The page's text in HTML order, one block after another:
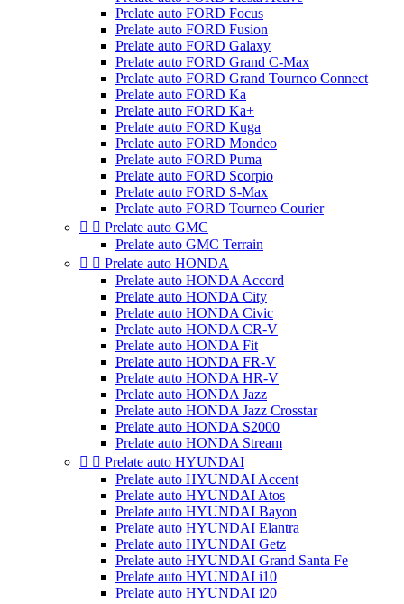
Prelate auto FORD Focus
Prelate auto FORD Fusion
Prelate auto FORD Galaxy
Prelate auto FORD Grand C-Max
Prelate auto FORD Grand Tourneo Connect
Prelate auto FORD Ka
Prelate auto FORD Ka+
Prelate auto FORD Kuga
Prelate auto FORD Mondeo
Prelate auto FORD Puma
Prelate auto FORD Scorpio
Prelate auto FORD S-Max
Prelate auto FORD Tourneo Courier
  Prelate auto GMC
Prelate auto GMC Terrain
  Prelate auto HONDA
Prelate auto HONDA Accord
Prelate auto HONDA City
Prelate auto HONDA Civic
Prelate auto HONDA CR-V
Prelate auto HONDA Fit
Prelate auto HONDA FR-V
Prelate auto HONDA HR-V
Prelate auto HONDA Jazz
Prelate auto HONDA Jazz Crosstar
Prelate auto HONDA S2000
Prelate auto HONDA Stream
  Prelate auto HYUNDAI
Prelate auto HYUNDAI Accent
Prelate auto HYUNDAI Atos
Prelate auto HYUNDAI Bayon
Prelate auto HYUNDAI Elantra
Prelate auto HYUNDAI Getz
Prelate auto HYUNDAI Grand Santa Fe
Prelate auto HYUNDAI i10
Prelate auto HYUNDAI i20